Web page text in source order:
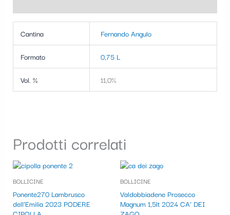
Cantina Fernando Angulo
Formato 0,75 L
Vol. % 11,0%
Prodotti correlati
BOLLICINE
Ponente270 Lambrusco
dell’Emilia 2023 PODERE
BOLLICINE
Valdobbiadene Prosecco
Magnum 1,5lt 2024 CA’ DEI